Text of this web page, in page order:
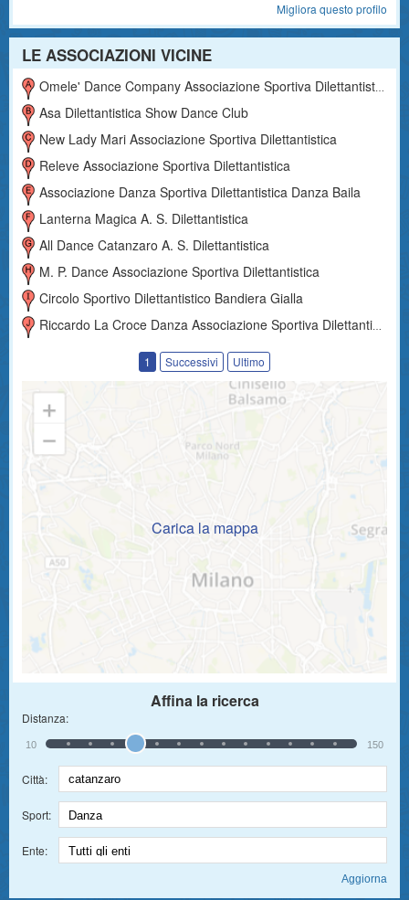
Migliora questo profilo
LE ASSOCIAZIONI VICINE
Omele' Dance Company Associazione Sportiva Dilettantistica
Asa Dilettantistica Show Dance Club
New Lady Mari Associazione Sportiva Dilettantistica
Releve Associazione Sportiva Dilettantistica
Associazione Danza Sportiva Dilettantistica Danza Baila
Lanterna Magica A. S. Dilettantistica
All Dance Catanzaro A. S. Dilettantistica
M. P. Dance Associazione Sportiva Dilettantistica
Circolo Sportivo Dilettantistico Bandiera Gialla
Riccardo La Croce Danza Associazione Sportiva Dilettantistica
1 Successivi Ultimo
Carica la mappa
Affina la ricerca
Distanza:
10 150
Città:
Sport:
Ente: